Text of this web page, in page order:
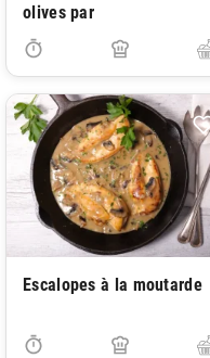
olives par
Escalopes à la moutarde